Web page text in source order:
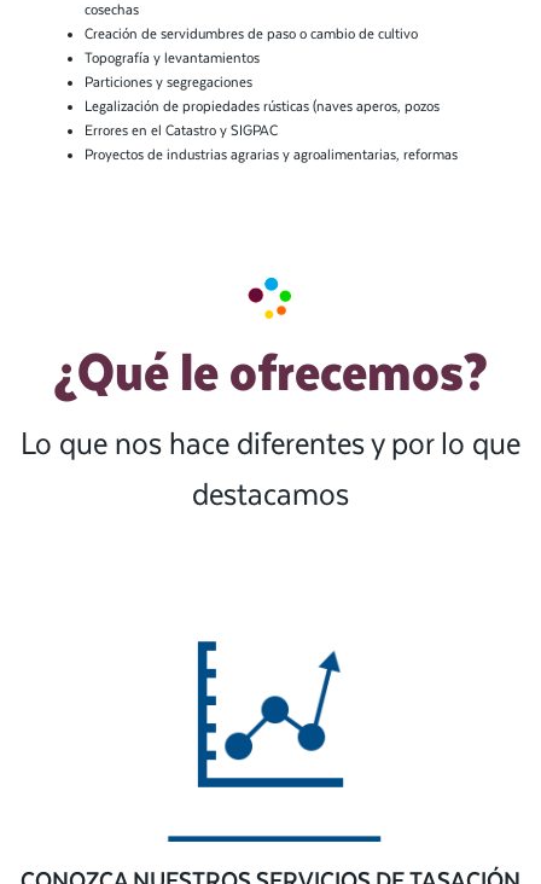
cosechas
Creación de servidumbres de paso o cambio de cultivo
Topografía y levantamientos
Particiones y segregaciones
Legalización de propiedades rústicas (naves aperos, pozos
Errores en el Catastro y SIGPAC
Proyectos de industrias agrarias y agroalimentarias, reformas
¿Qué le ofrecemos?
Lo que nos hace diferentes y por lo que
destacamos